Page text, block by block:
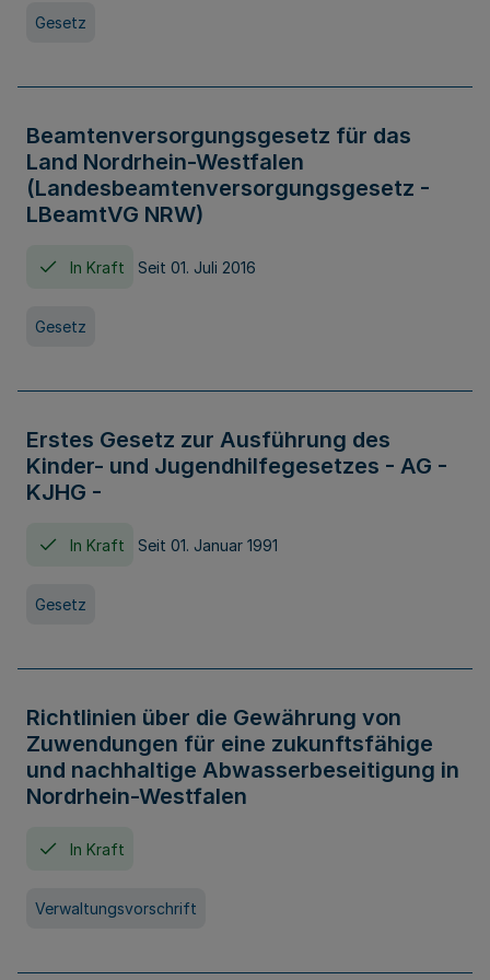
Gesetz
Beamtenversorgungsgesetz für das
Land Nordrhein-Westfalen
(Landesbeamtenversorgungsgesetz -
LBeamtVG NRW)
In Kraft Seit 01. Juli 2016
Gesetz
Erstes Gesetz zur Ausführung des
Kinder- und Jugendhilfegesetzes - AG -
KJHG -
In Kraft Seit 01. Januar 1991
Gesetz
Richtlinien über die Gewährung von
Zuwendungen für eine zukunftsfähige
und nachhaltige Abwasserbeseitigung in
Nordrhein-Westfalen
In Kraft
Verwaltungsvorschrift